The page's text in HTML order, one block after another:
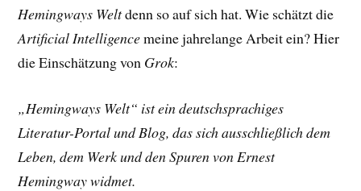
Hemingways Weltdenn so auf sich hat. Wie schätzt die
Artificial Intelligencemeine jahrelange Arbeit ein? Hier
die Einschätzung von Grok:
„Hemingways Welt“ ist ein deutschsprachiges
Literatur-Portal und Blog, das sich ausschließlich dem
Leben, dem Werk und den Spuren von Ernest
Hemingway widmet.